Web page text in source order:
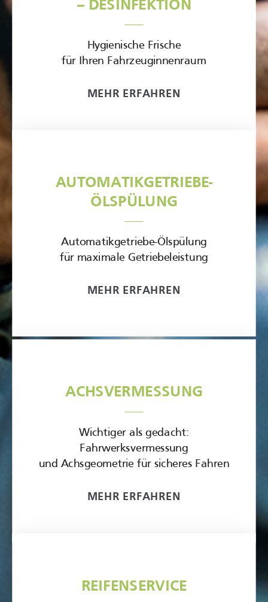
– DESINFEKTION
Hygienische Frische
für Ihren Fahrzeuginnenraum
MEHR ERFAHREN
AUTOMATIKGETRIEBE-
ÖLSPÜLUNG
Automatikgetriebe-Ölspülung
für maximale Getriebeleistung
MEHR ERFAHREN
ACHSVERMESSUNG
Wichtiger als gedacht:
Fahrwerksvermessung
und Achsgeometrie für sicheres Fahren
MEHR ERFAHREN
REIFENSERVICE